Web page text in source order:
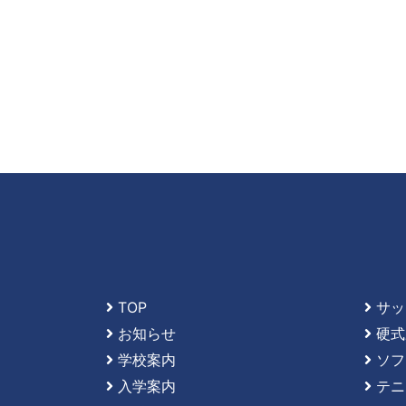
TOP
お知らせ
学校案内
入学案内
サ
硬
ソ
テ